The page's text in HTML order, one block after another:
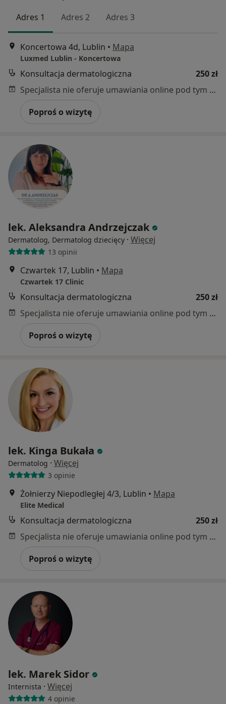
Adres 1 Adres 2 Adres 3
Koncertowa 4d, Lublin • Mapa
Luxmed Lublin - Koncertowa
Konsultacja dermatologiczna
250 zł
Specjalista nie oferuje umawiania online pod tym adresem.
Poproś o wizytę
lek. Aleksandra Andrzejczak
Dermatolog, Dermatolog dziecięcy · Więcej
13 opinii
Czwartek 17, Lublin • Mapa
Czwartek 17 Clinic
Konsultacja dermatologiczna
250 zł
Specjalista nie oferuje umawiania online pod tym adresem.
Poproś o wizytę
lek. Kinga Bukała
Dermatolog · Więcej
3 opinie
Żołnierzy Niepodległej 4/3, Lublin • Mapa
Elite Medical
Konsultacja dermatologiczna
250 zł
Specjalista nie oferuje umawiania online pod tym adresem.
Poproś o wizytę
lek. Marek Sidor
Internista · Więcej
4 opinie